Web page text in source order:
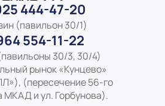
444-47-20
(павильон 30/1)
554-11-22
30/3, 30/4)
рынок «Кунцево»
(пересечение 56-го
МКАД и ул. Горбунова).